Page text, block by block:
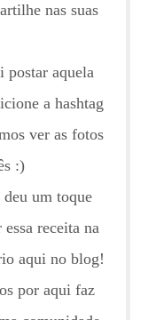
nas suas
postar aquela
a hashtag
ver as fotos
:)
um toque
receita na
aqui no blog!
por aqui faz